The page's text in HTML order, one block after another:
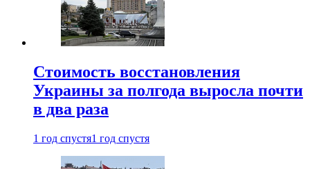
Стоимость восстановления
Украины за полгода выросла почти
в два раза
1 год спустя1 год спустя